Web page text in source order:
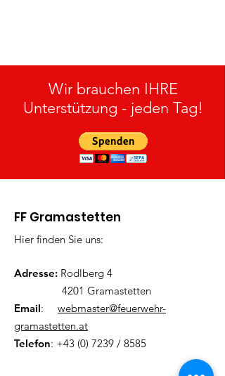
Wir brauchen IHRE
Unterstützung - jeden Tag!
FF Gramastetten
Hier finden Sie uns:
Adresse: Rodlberg 4
4201 Gramastetten
Email: webmaster@feuerwehr-
gramastetten.at
Telefon: +43 (0) 7239 / 8585